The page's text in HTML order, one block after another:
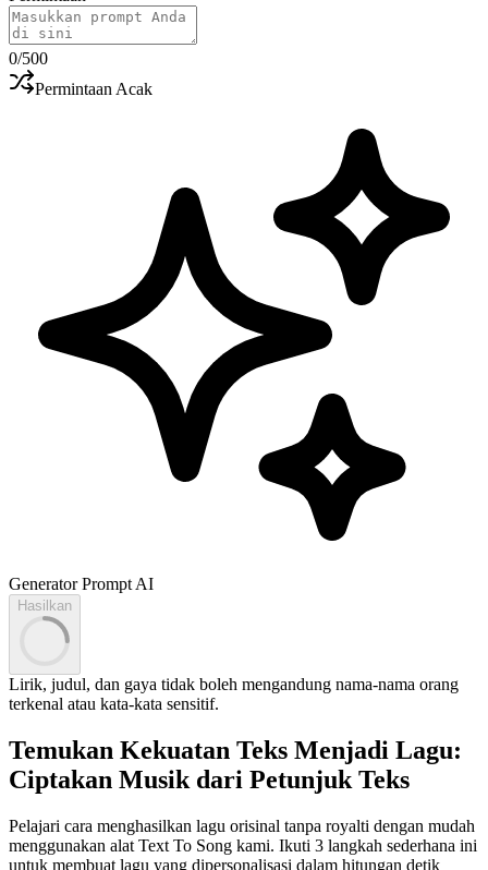
0/500
Permintaan Acak
Generator Prompt AI
Hasilkan
Lirik, judul, dan gaya tidak boleh mengandung nama-nama orang
terkenal atau kata-kata sensitif.
Temukan Kekuatan Teks Menjadi Lagu:
Ciptakan Musik dari Petunjuk Teks
Pelajari cara menghasilkan lagu orisinal tanpa royalti dengan mudah
menggunakan alat Text To Song kami. Ikuti 3 langkah sederhana ini
untuk membuat lagu yang dipersonalisasi dalam hitungan detik